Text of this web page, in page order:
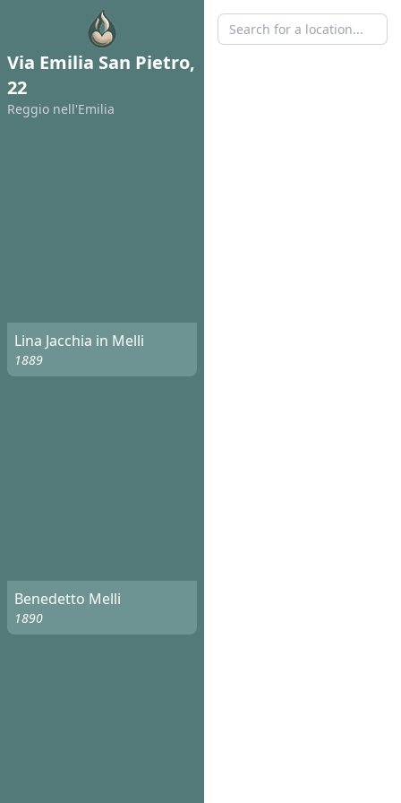
Via Emilia San Pietro,
22
Reggio nell'Emilia
Lina Jacchia in Melli
1889
Benedetto Melli
1890